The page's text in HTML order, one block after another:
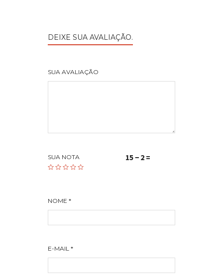
DEIXE SUA AVALIAÇÃO.
SUA AVALIAÇÃO
SUA NOTA
NOME *
E-MAIL *
15 − 2 =